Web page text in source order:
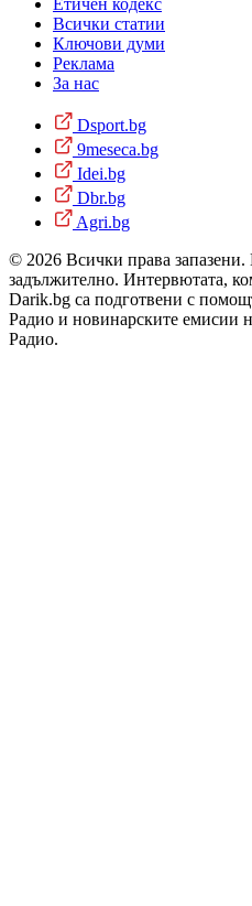
Всички статии
Ключови думи
Реклама
За нас
Dsport.bg
9meseca.bg
Idei.bg
Dbr.bg
Agri.bg
© 2026 Всички права запазени.
задължително. Интервютата,
Darik.bg са подготвени с
Радио и новинарските емисии
Радио.